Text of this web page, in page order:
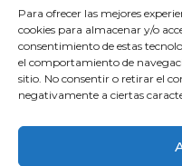
Para ofrecer las mejores
cookies para almacenar y/o
consentimiento de estas
el comportamiento de
sitio. No consentir o retirar el
negativamente a ciertas
España
Servicios